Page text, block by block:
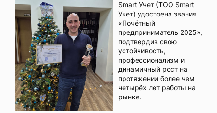
Smart Учет (ТОО Smart
Учет) удостоена звания
«Почётный
предприниматель 2025»,
подтвердив свою
устойчивость,
профессионализм и
динамичный рост на
протяжении более чем
четырёх лет работы на
рынке.